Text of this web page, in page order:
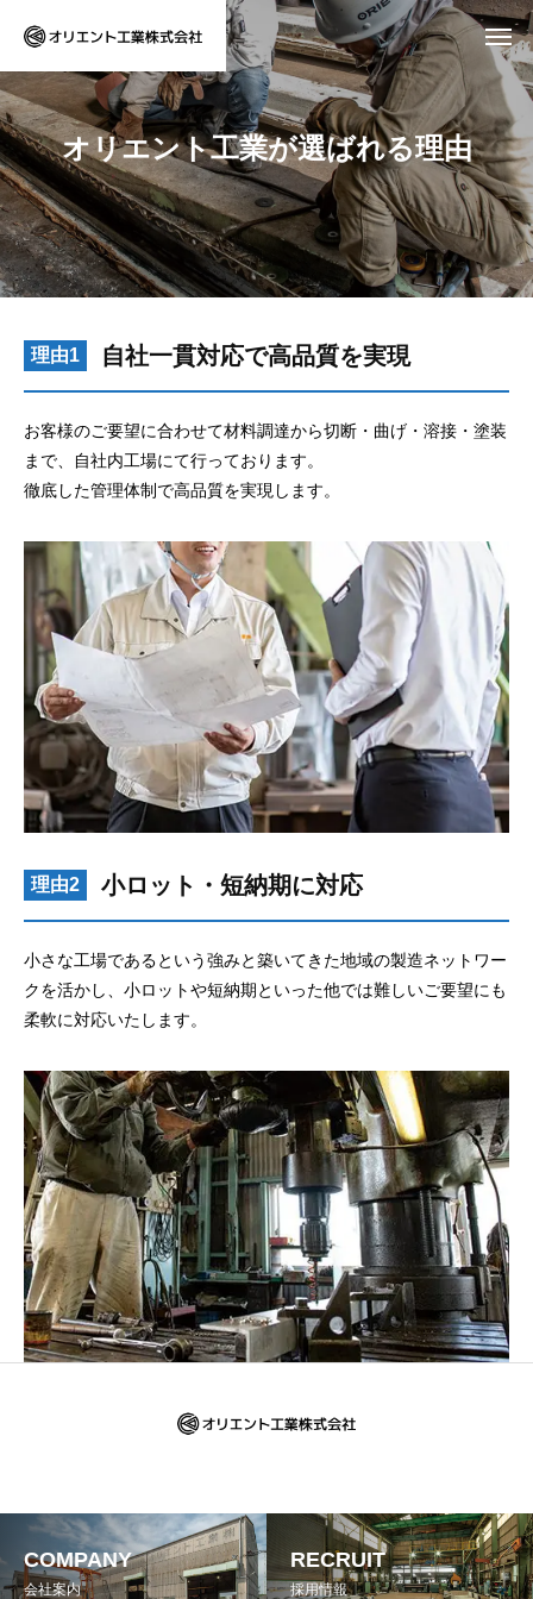
オリエント工業が選ばれる理由
理由1 自社一貫対応で高品質を実現
お客様のご要望に合わせて材料調達から切断・曲げ・溶接・塗装
まで、自社内工場にて行っております。
徹底した管理体制で高品質を実現します。
理由2 小ロット・短納期に対応
小さな工場であるという強みと築いてきた地域の製造ネットワー
クを活かし、小ロットや短納期といった他では難しいご要望にも
柔軟に対応いたします。
COMPANY
会社案内
RECRUIT
採用情報